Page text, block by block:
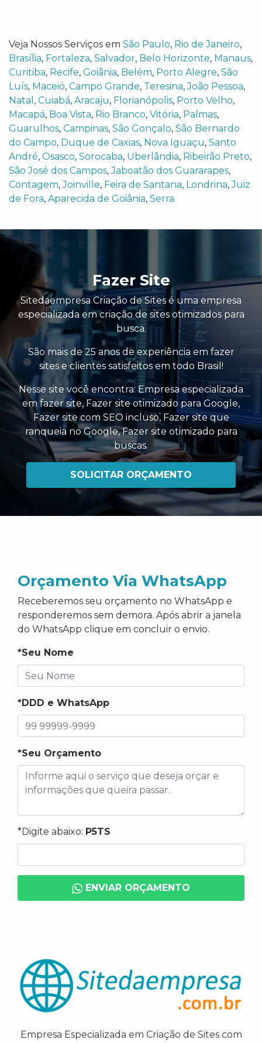
Veja Nossos Serviços em São Paulo, Rio de Janeiro,
Brasília, Fortaleza, Salvador, Belo Horizonte, Manaus,
Curitiba, Recife, Goiânia, Belém, Porto Alegre, São
Luís, Maceió, Campo Grande, Teresina,João Pessoa,
Natal , Cuiabá, Aracaju, Florianópolis, Porto Velho,
Macapá, Boa Vista, Rio Branco, Vitória, Palmas,
Guarulhos, Campinas, São Gonçalo, São Bernardo
do Campo, Duque de Caxias, Nova Iguaçu, Santo
André, Osasco, Sorocaba, Uberlândia, Ribeirão Preto,
São José dos Campos,Jaboatão dos Guararapes,
Contagem,Joinville, Feira de Santana, Londrina,Juiz
de Fora, Aparecida de Goiânia, Serra
Fazer Site
Sitedaempresa Criação de Sites é uma empresa
especializada em criação de sites otimizados para
busca.
São mais de 25 anos de experiência em fazer
sites e clientes satisfeitos em todo Brasil!
Nesse site você encontra:Empresa especializada
em fazer site,Fazer site otimizado para Google,
Fazer site com SEO incluso, Fazer site que
ranqueia no Google,Fazer site otimizado para
buscas.
SOLICITAR ORÇAMENTO
Orçamento Via WhatsApp
Receberemos seu orçamento no WhatsApp e
responderemos sem demora. Após abrir a janela
do WhatsApp clique em concluir o envio.
*Seu Nome
*DDD e WhatsApp
*Seu Orçamento
*Digite abaixo: P5TS
ENVIAR ORÇAMENTO
Empresa Especializada em Criação de Sites com